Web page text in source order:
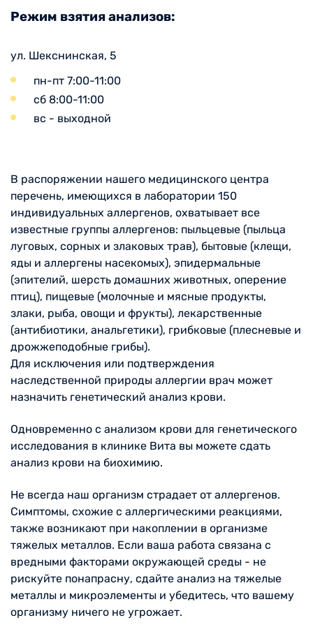
Режим взятия анализов:
ул. Шекснинская, 5
пн-пт 7:00-11:00
сб 8:00-11:00
вс - выходной
В распоряжении нашего медицинского центра
перечень, имеющихся в лаборатории 150
индивидуальных аллергенов, охватывает все
известные группы аллергенов: пыльцевые (пыльца
луговых, сорных и злаковых трав), бытовые (клещи,
яды и аллергены насекомых), эпидермальные
(эпителий, шерсть домашних животных, оперение
птиц), пищевые (молочные и мясные продукты,
злаки, рыба, овощи и фрукты), лекарственные
(антибиотики, анальгетики), грибковые (плесневые и
дрожжеподобные грибы).
Для исключения или подтверждения
наследственной природы аллергии врач может
назначить генетический анализ крови.
Одновременно с анализом крови для генетического
исследования в клинике Вита вы можете сдать
анализ крови на биохимию.
Не всегда наш организм страдает от аллергенов.
Симптомы, схожие с аллергическими реакциями,
также возникают при накоплении в организме
тяжелых металлов. Если ваша работа связана с
вредными факторами окружающей среды - не
рискуйте понапрасну, сдайте анализ на тяжелые
металлы и микроэлементы и убедитесь, что вашему
организму ничего не угрожает.